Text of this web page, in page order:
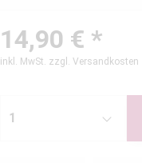
14,90 € *
inkl. MwSt. zzgl. Versandkosten